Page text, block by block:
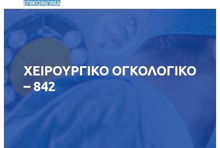
ΕΠΙΚΟΙΝΩΝΙΑ
ΧΕΙΡΟΥΡΓΙΚΟ ΟΓΚΟΛΟΓΙΚΟ
– 842